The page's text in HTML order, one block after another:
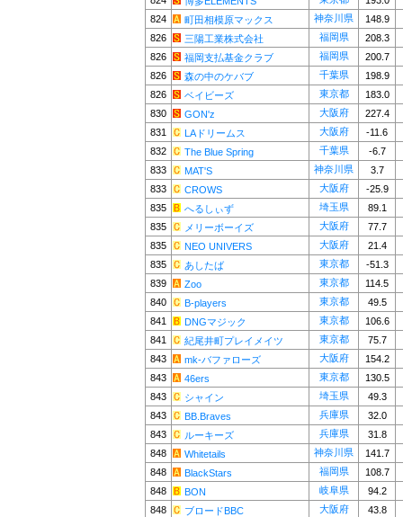
824
町田相模原マックス 神奈川県
148.9
826
三陽工業株式会社 福岡県
208.3
826
福岡支払基金クラブ 福岡県
200.7
826
森の中のケバブ 千葉県
198.9
826
ベイビーズ 東京都
183.0
830
GON'z 大阪府
227.4
831
LAドリームス 大阪府
-11.6
832
The Blue Spring 千葉県
-6.7
833
MAT'S 神奈川県
3.7
833
CROWS 大阪府
-25.9
835
へるしぃず 埼玉県
89.1
835
メリーボーイズ 大阪府
77.7
835
NEO UNIVERS 大阪府
21.4
835
あしたば 東京都
-51.3
839
Zoo 東京都
114.5
840
B-players 東京都
49.5
841
DNGマジック 東京都
106.6
841
紀尾井町プレイメイツ 東京都
75.7
843
mk-バファローズ 大阪府
154.2
843
46ers 東京都
130.5
843
シャイン 埼玉県
49.3
843
BB.Braves 兵庫県
32.0
843
ルーキーズ 兵庫県
31.8
848
Whitetails 神奈川県
141.7
848
BlackStars 福岡県
108.7
848
BON 岐阜県
94.2
848
ブロードBBC 大阪府
43.8